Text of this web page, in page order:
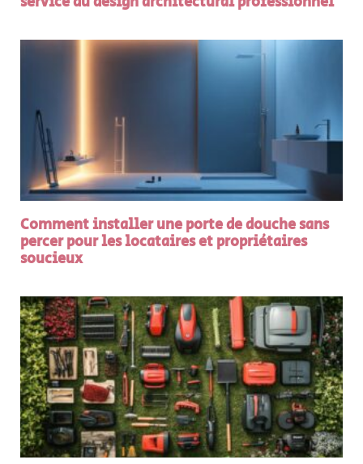
Comment installer une porte de douche sans
percer pour les locataires et propriétaires
soucieux